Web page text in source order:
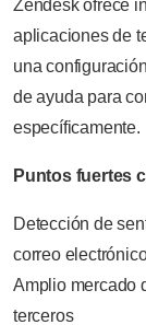
Zendesk ofrece
aplicaciones de
una
de ayuda para
específicamente.
Puntos fuertes
Detección de
correo
Amplio mercado
terceros